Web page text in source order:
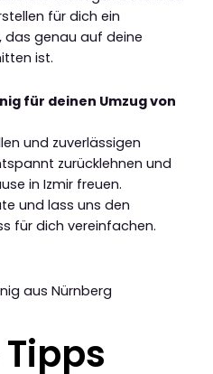
für dich ein
das genau auf deine
ist.
für deinen Umzug von
und zuverlässigen
zurücklehnen und
in Izmir freuen.
und lass uns den
für dich vereinfachen.
aus Nürnberg